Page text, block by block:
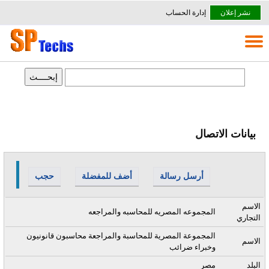
نشر إعلان إدارة الحساب
بيانات الاتصال
حجب أضف للمفضلة أرسل رسالة
المجموعه المصريه للمحاسبه والمراجعه
الاسم
التجاري
المجموعة المصرية للمحاسبة والمراجعة محاسبون قانونيون
وخبراء ضرائب
الاسم
مصر البلد